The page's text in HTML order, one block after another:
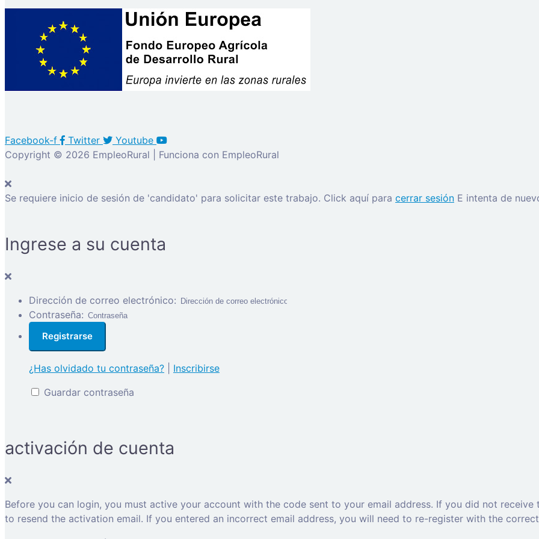
Facebook-f Twitter
Youtube
Copyright © 2026 EmpleoRural | Funciona con EmpleoRural
Se requiere inicio de sesión de 'candidato' para solicitar este trabajo. Click aquí para cerrar sesión E intenta de
Ingrese a su cuenta
Dirección de correo electrónico:
Contraseña:
¿Has olvidado tu contraseña?
Inscribirse
Guardar contraseña
activación de cuenta
Before you can login, you must active your account with the code sent to your email address. If you did not
to resend the activation email. If you entered an incorrect email address, you will need to re-register with the